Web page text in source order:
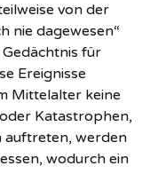
von der
nie dagewesen“
für
Ereignisse
Mittelalter keine
Katastrophen,
auftreten, werden
wodurch ein